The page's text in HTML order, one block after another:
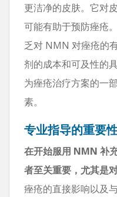
更洁净的皮肤。它对
可能有助于预防痤疮
乏对 NMN 对痤疮的
剂的成本和可及性的
为痤疮治疗方案的一
素。
专业指导的重要
在开始服用 NMN 补
者至关重要，尤其是
痤疮的直接影响以及